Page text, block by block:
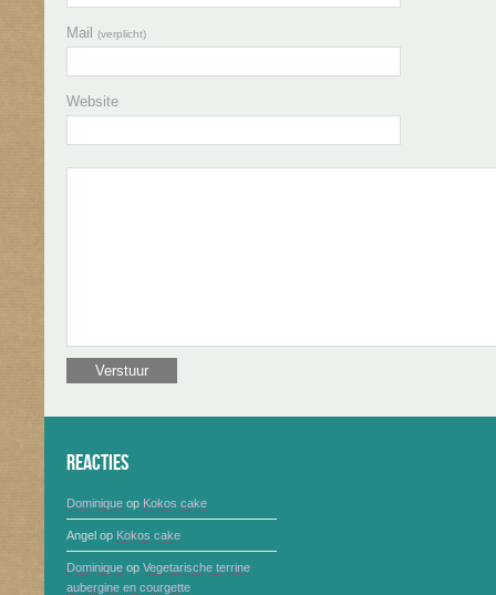
Mail (verplicht)
Website
Reacties
Dominique op Kokos cake
Angel op Kokos cake
Dominique op Vegetarische terrine
aubergine en courgette